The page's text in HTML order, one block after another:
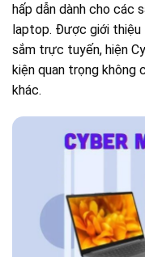
hấp dẫn dành cho các
laptop. Được giới thiệu
sắm trực tuyến, hiện
kiện quan trọng không
khác.